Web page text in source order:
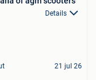
Details
21 jul 26